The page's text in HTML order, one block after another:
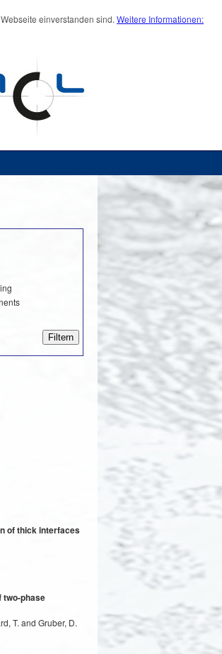
einverstanden sind. Weitere Informationen:
of thick interfaces
two-phase
T. and Gruber, D.